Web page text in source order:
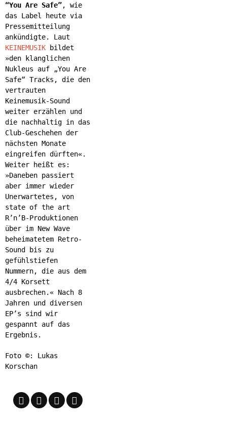
“You Are Safe”, wie
das Label heute via
Pressemitteilung
ankündigte. Laut
KEINEMUSIK bildet
»den klanglichen
Nukleus auf „You Are
Safe“ Tracks, die den
vertrauten
Keinemusik-Sound
weiter erzählen und
die nachhaltig in das
Club-Geschehen der
nächsten Monate
eingreifen dürften«.
Weiter heißt es:
»Daneben passiert
aber immer wieder
Unerwartetes, von
state of the art
R’n’B-Produktionen
über im New Wave
beheimatetem Retro-
Sound bis zu
gefühlstiefen
Nummern, die aus dem
4/4 Korsett
ausbrechen.« Nach 8
Jahren und diversen
EP’s sind wir
gespannt auf das
Ergebnis.
Foto ©: Lukas
Korschan